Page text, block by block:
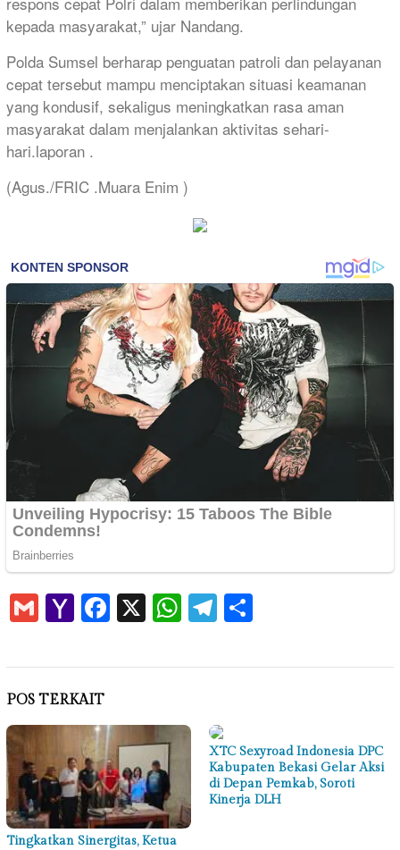
kepada masyarakat,” ujar Nandang.
Polda Sumsel berharap penguatan patroli dan pelayanan
cepat tersebut mampu menciptakan situasi keamanan
yang kondusif, sekaligus meningkatkan rasa aman
masyarakat dalam menjalankan aktivitas sehari-
hari.laporan .
(Agus./FRIC .Muara Enim )
GmailYahoo
Mail
Facebook
X WhatsApp
Telegram
POS TERKAIT
Tingkatkan Sinergitas, Ketua
XTC Sexyroad Indonesia DPC
Kabupaten Bekasi Gelar Aksi
di Depan Pemkab, Soroti
Kinerja DLH